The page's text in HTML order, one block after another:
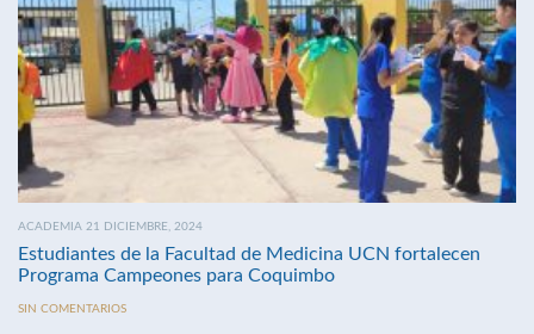
ACADEMIA 21 DICIEMBRE, 2024
Estudiantes de la Facultad de Medicina UCN fortalecen
Programa Campeones para Coquimbo
SIN COMENTARIOS